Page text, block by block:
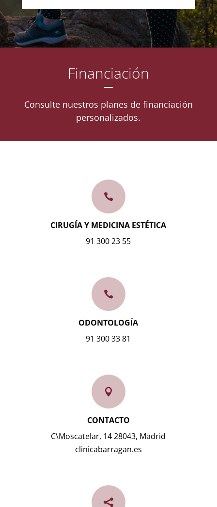
Financiación
Consulte nuestros planes de financiación
personalizados.

CIRUGÍA Y MEDICINA ESTÉTICA
91 300 23 55

ODONTOLOGÍA
91 300 33 81

CONTACTO
C\Moscatelar, 14 28043, Madrid
clinicabarragan.es
